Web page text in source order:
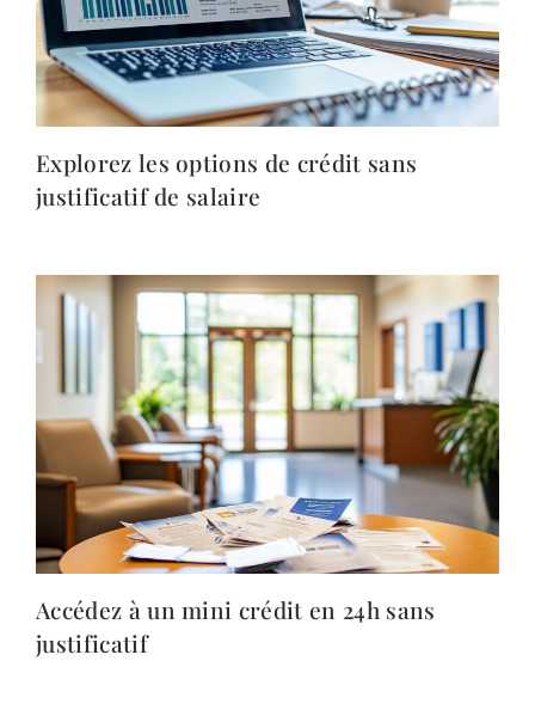
Explorez les options de crédit sans
justificatif de salaire
Accédez à un mini crédit en 24h sans
justificatif